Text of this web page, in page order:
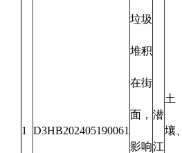
1 D3HB202405190061
垃圾
堆积
在街
面，
影响
潜
江
土
壤、